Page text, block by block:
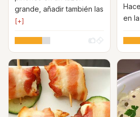
grande, añadir también las
[+]
en